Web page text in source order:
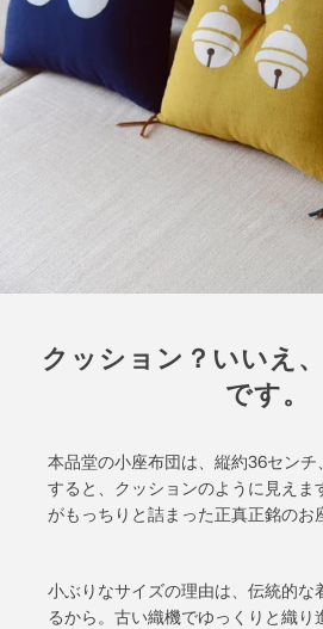
クッション？いいえ
です。
本品堂の小座布団は、縦約36セン
すると、クッションのように見えま
がもっちりと詰まった正真正銘のお
小ぶりなサイズの理由は、伝統的な
るから。古い織機でゆっくりと織り